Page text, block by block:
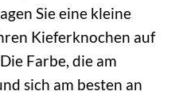
Sie eine kleine
Kieferknochen auf
Farbe, die am
sich am besten an